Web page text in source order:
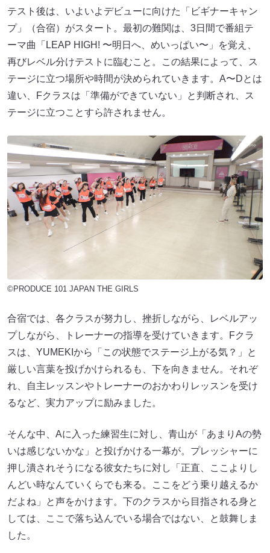
テスト後は、いよいよデビューに向けた「ビギナーキャン
プ」（合宿）がスタート。最初の難関は、3日間で番組テ
ーマ曲「LEAP HIGH! 〜明⽇へ、めいっぱい〜」​​を覚え、
再びレベル分けテストに臨むこと。この結果によって、ス
テージに立つ場所や時間が決められていきます。A〜Dとは
違い、Fクラスは「準備ができていない」と判断され、ス
テージに立つことすら許されません。
©PRODUCE 101 JAPAN THE GIRLS
合宿では、各クラスが努力し、挫折しながら、レベルアッ
プしながら、トレーナーの指導を受けていきます。Fクラ
スは、YUMEKI​​​​から「この状態でステージ上がる気？」と
厳しい言葉を投げかけられるも、下を向きません。それぞ
れ、自主レッスンやトレーナーのおかわりレッスンを受け
るなど、実力アップに励みました。
そんな中、Aに入った練習生に対し、青山が「あまりAの勢
いは感じないかな」と投げかける一幕が。プレッシャーに
押し潰されそうになる彼女たちに対し「正直、ここよりし
んどい時なんていくらでも来る。ここをどう乗り越えるか
だよね」と声をかけます。下のクラスから目指される身と
しては、ここで落ち込んでいる場合ではない、と鼓舞しま
した。